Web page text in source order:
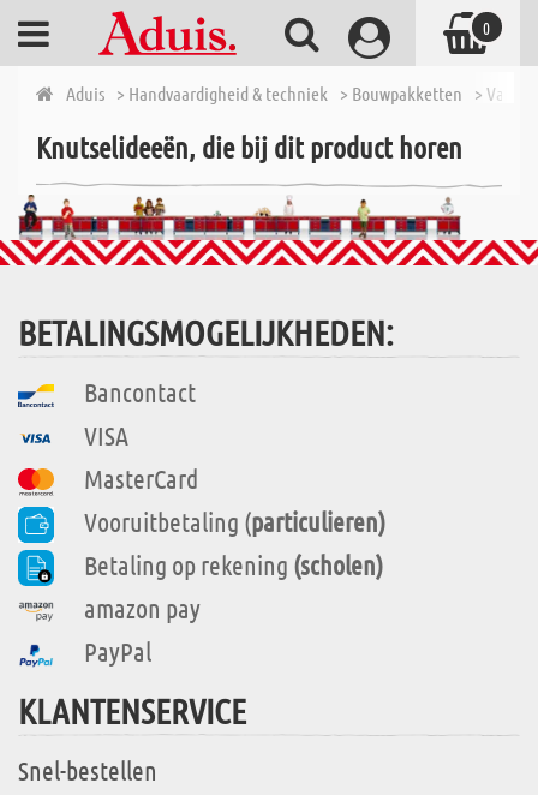
Aduis > Handvaardigheid & techniek > Bouwpakketten > Van
Knutselideeën, die bij dit product horen
BETALINGSMOGELIJKHEDEN:
Bancontact
VISA
MasterCard
Vooruitbetaling (particulieren)
Betaling op rekening (scholen)
amazon pay
PayPal
KLANTENSERVICE
Snel-bestellen
0